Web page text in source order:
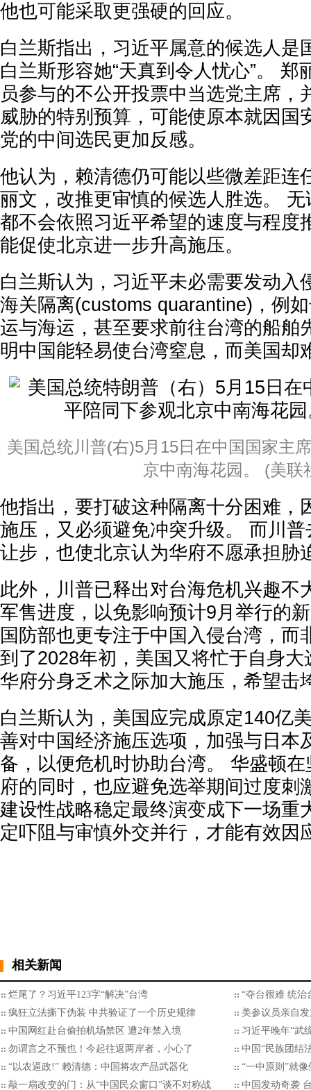
他也可能采取更强硬的回应。
白兰斯指出，习近平属意的候选人是
白兰斯形容她“天真到令人忧心”。 郑
员参与的不公开投票中当选党主席，
威胁的特别预算，可能使原本就因国
党的中间选民更加反感。
他认为，赖清德仍可能以些微差距连
丽文，改推更审慎的候选人胜选。
都不会依照习近平希望的速度与程度
能促使北京进一步升高施压。
白兰斯认为，习近平未必需要发动入
海关隔离(customs quarantine)，例
运与海运，甚至要求前往台湾的船舶
明中国能轻易使台湾窒息，而美国却
美国总统川普(右)5月15日在中国国家主
京中南海花园。 (美联
他指出，要打破这种隔离十分困难，
施压，又必须避免冲突升级。 而川
让步，也使北京认为华府不愿承担胁
此外，川普已释出对台海危机兴趣不
军售进度，以免影响预计9月举行的
国防部也更专注于中国入侵台湾，而
到了2028年初，美国又将忙于自身
华府分身乏术之际加大施压，希望击
白兰斯认为，美国应完成原定140亿
善对中国经济施压选项，加强与日本
备，以便危机时协助台湾。 华盛顿
府的同时，也应避免选举期间过度刺
建设性战略稳定最终演变成下一场重
定吓阻与审慎外交并行，才能有效因
相关新闻
烂尾了？习近平123字“解决”台湾
“夺台很难 统治
疯狂立法撕下伪装 中共验证了一个历史规律
美参议员亲自
中国网红赴台偷拍机场禁区 遭2年禁入境
习近平晚年“武
勿谓言之不预也！今起往返两岸者，小心了
中国“民族团结
“以农逼政!” 赖清德：中国将农产品武器化
“一中原则”就
敲一扇改变的门：从“中国民众窗口”谈不对称战
中国发动奇袭